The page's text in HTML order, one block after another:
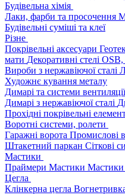
Будівельна хімія
Лаки, фарби та просочення
Будівельні суміші та клеї
Різне
Покрівельні аксесуари
мати Декоративні стелі OSB,
Вироби з нержавіючої сталі
Художнє кування металу
Димарі та системи
Димарі з нержавіючої сталі
Прохідні покрівельні
Воротні системи, ролети
Гаражні ворота Промислові
Штакетний паркан Сіткові
Мастики
Праймери Мастики Мастики
Цегла
Клінкерна цегла